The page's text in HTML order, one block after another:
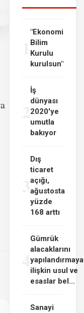
"Ekonomi
Bilim
Kurulu
kurulsun"
İş
dünyası
2020'ye
umutla
bakıyor
3
Dış
ticaret
açığı,
ağustosta
yüzde
168 arttı
4
Gümrük
alacaklarını
yapılandırmaya
ilişkin usul ve
esaslar bel...
Sanayi